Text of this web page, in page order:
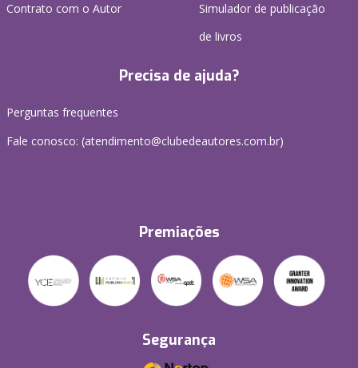
Contrato com o Autor
Simulador de publicação
de livros
Precisa de ajuda?
Perguntas frequentes
Fale conosco: (atendimento@clubedeautores.com.br)
Premiações
Segurança